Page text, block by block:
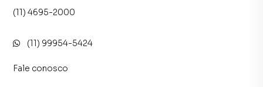
(11) 4695-2000
(11) 99954-5424
Fale conosco